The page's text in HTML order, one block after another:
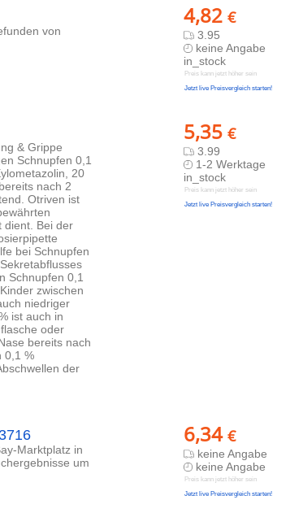
4,82 €
3.95
keine Angabe
in_stock
Preis kann jetzt höher sein
Jetzt live Preisvergleich starten!
von
5,35 €
3.99
1-2 Werktage
in_stock
Preis kann jetzt höher sein
Jetzt live Preisvergleich starten!
& Grippe
Schnupfen 0,1
20
nach 2
Otriven ist
dient. Bei der
bei Schnupfen
Schnupfen 0,1
zwischen
niedriger
ist auch in
oder
bereits nach
0,1 %
der
6,34 €
keine Angabe
keine Angabe
Preis kann jetzt höher sein
Jetzt live Preisvergleich starten!
Marktplatz in
um